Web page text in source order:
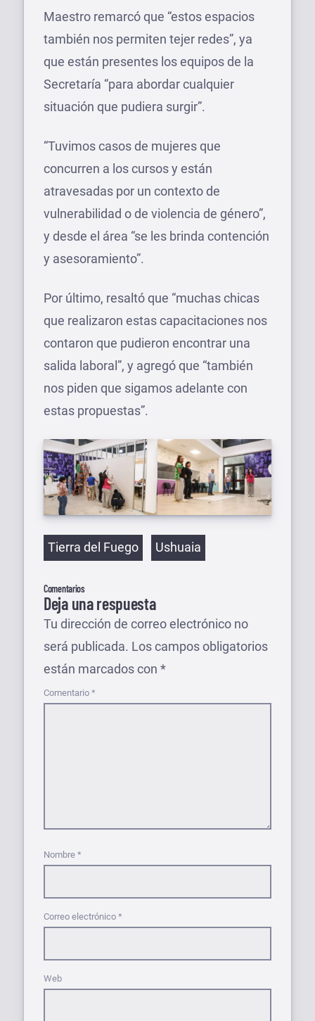
Maestro remarcó que “estos espacios
también nos permiten tejer redes”, ya
que están presentes los equipos de la
Secretaría “para abordar cualquier
situación que pudiera surgir”.
“Tuvimos casos de mujeres que
concurren a los cursos y están
atravesadas por un contexto de
vulnerabilidad o de violencia de género”,
y desde el área “se les brinda contención
y asesoramiento”.
Por último, resaltó que “muchas chicas
que realizaron estas capacitaciones nos
contaron que pudieron encontrar una
salida laboral”, y agregó que “también
nos piden que sigamos adelante con
estas propuestas”.
Etiquetas
Tierra del Fuego Ushuaia
Comentarios
Deja una respuesta
Tu dirección de correo electrónico no
será publicada. Los campos obligatorios
están marcados con *
Comentario *
Nombre *
Correo electrónico *
Web